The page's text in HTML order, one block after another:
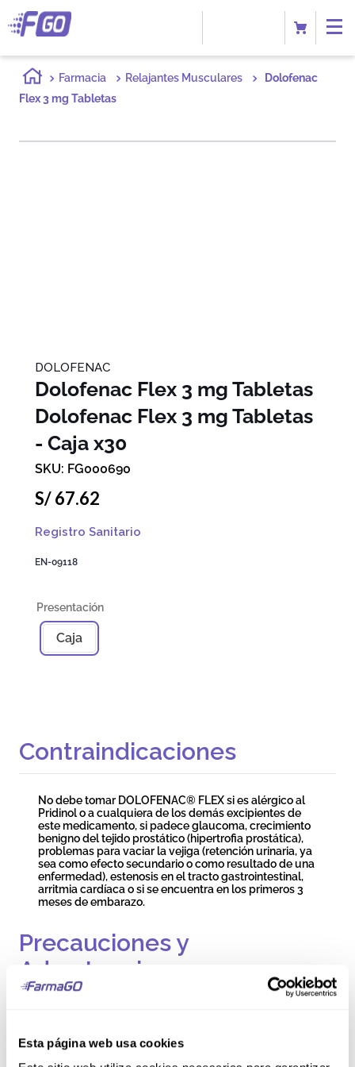
Esta página web usa cookies
Farmacia Relajantes Musculares
Dolofenac
Flex 3 mg Tabletas
DOLOFENAC
Dolofenac Flex 3 mg Tabletas
Dolofenac Flex 3 mg Tabletas
- Caja x30
FG000690
S/67.62
Registro Sanitario
EN-09118
Caja
Contraindicaciones
No debe tomar DOLOFENAC® FLEX si es alérgico al
Pridinol o a cualquiera de los demás excipientes de
este medicamento, si padece glaucoma, crecimiento
benigno del tejido prostático (hipertrofia prostática),
problemas para vaciar la vejiga (retención urinaria, ya
sea como efecto secundario o como resultado de una
enfermedad), estenosis en el tracto gastrointestinal,
arritmia cardíaca o si se encuentra en los primeros 3
meses de embarazo.
Precauciones y
Advertencias
tiene problemas de hígado o riñón, ya que el